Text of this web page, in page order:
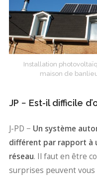
Installation
maison de
JP − Est-il difficile
J-PD − Un système
différent par rapport à
réseau. Il faut en être
surprises peuvent